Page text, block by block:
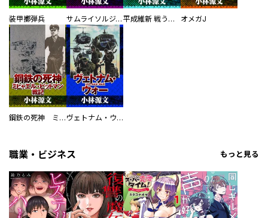
装甲擲弾兵 サムライソルジャー SAMURAI SOLDIER 平成維新 戦う自衛隊 オメガJ
鋼鉄の死神 ミヒャエル・ビットマン戦記 ヴェトナム・ウォー VIETNAM WAR
職業・ビジネス もっと見る